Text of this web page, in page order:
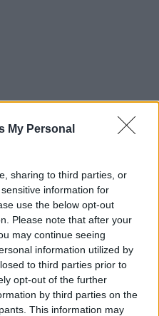
My Personal
sharing to third parties, or
information for
use the below opt-out
Please note that after your
may continue seeing
information utilized by
to third parties prior to
opt-out of the further
by third parties on the
This information may